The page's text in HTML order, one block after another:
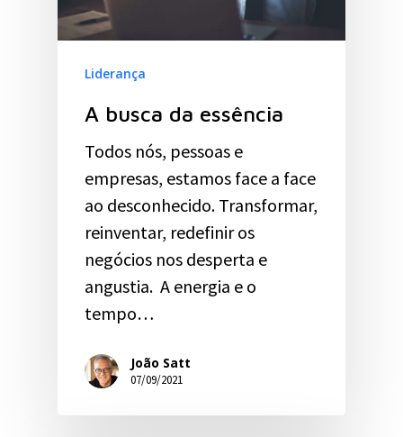
Liderança
A busca da essência
Todos nós, pessoas e
empresas, estamos face a face
ao desconhecido. Transformar,
reinventar, redefinir os
negócios nos desperta e
angustia. A energia e o
tempo…
João Satt
07/09/2021